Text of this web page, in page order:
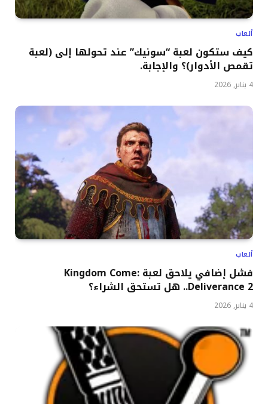
ألعاب
كيف ستكون لعبة “سونيك” عند تحولها إلى (لعبة
تقمص الأدوار)؟ والإجابة.
4 يناير, 2026
ألعاب
فشل إضافي يلاحق لعبة Kingdom Come:
Deliverance 2.. هل تستحق الشراء؟
4 يناير, 2026